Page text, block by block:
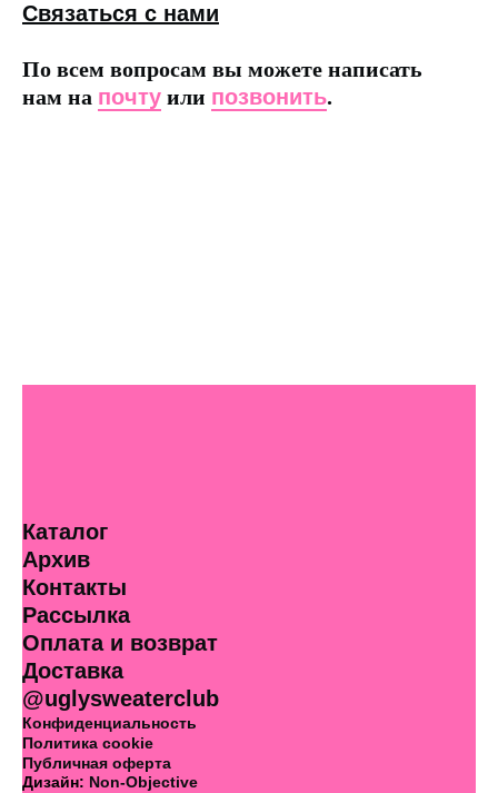
Связаться с нами
По всем вопросам вы можете написать
нам на почту или позвонить.
Каталог
Архив
Контакты
Рассылка
Оплата и возврат
Доставка
@uglysweaterclub
Конфиденциальность
Политика cookie
Публичная оферта
Дизайн: Non-Objective